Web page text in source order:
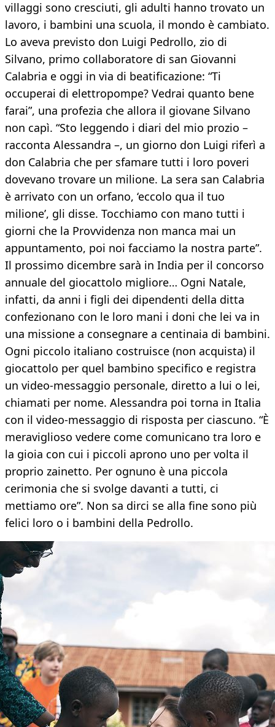
villaggi sono cresciuti, gli adulti hanno trovato un
lavoro, i bambini una scuola, il mondo è cambiato.
Lo aveva previsto don Luigi Pedrollo, zio di
Silvano, primo collaboratore di san Giovanni
Calabria e oggi in via di beatificazione: “Ti
occuperai di elettropompe? Vedrai quanto bene
farai”, una profezia che allora il giovane Silvano
non capì. “Sto leggendo i diari del mio prozio –
racconta Alessandra –, un giorno don Luigi riferì a
don Calabria che per sfamare tutti i loro poveri
dovevano trovare un milione. La sera san Calabria
è arrivato con un orfano, ‘eccolo qua il tuo
milione’, gli disse. Tocchiamo con mano tutti i
giorni che la Provvidenza non manca mai un
appuntamento, poi noi facciamo la nostra parte”.
Il prossimo dicembre sarà in India per il concorso
annuale del giocattolo migliore… Ogni Natale,
infatti, da anni i figli dei dipendenti della ditta
confezionano con le loro mani i doni che lei va in
una missione a consegnare a centinaia di bambini.
Ogni piccolo italiano costruisce (non acquista) il
giocattolo per quel bambino specifico e registra
un video-messaggio personale, diretto a lui o lei,
chiamati per nome. Alessandra poi torna in Italia
con il video-messaggio di risposta per ciascuno. “È
meraviglioso vedere come comunicano tra loro e
la gioia con cui i piccoli aprono uno per volta il
proprio zainetto. Per ognuno è una piccola
cerimonia che si svolge davanti a tutti, ci
mettiamo ore”. Non sa dirci se alla fine sono più
felici loro o i bambini della Pedrollo.